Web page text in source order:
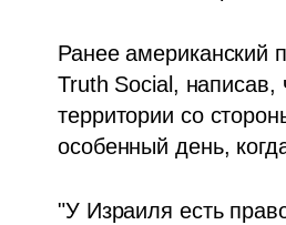
Ранее американский
Truth Social, написав,
территории со
особенный день,
"У Израиля есть